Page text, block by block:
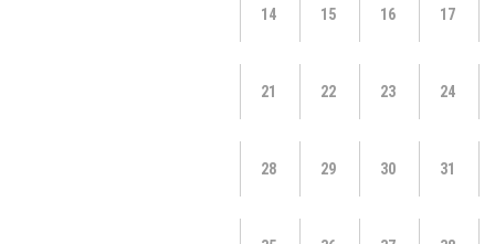
14 15 16 17
21 22 23 24
28 29 30 31